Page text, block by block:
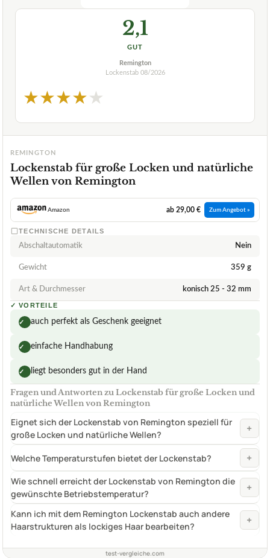
2,1
GUT
Remington
Lockenstab 08/2026
★★★★★
REMINGTON
Lockenstab für große Locken und natürliche
Wellen von Remington
Amazon ab 29,00 € Zum Angebot »
TECHNISCHE DETAILS
Abschaltautomatik Nein
Gewicht 359 g
Art & Durchmesser konisch 25 - 32 mm
✓ VORTEILE
✓ auch perfekt als Geschenk geeignet
✓ einfache Handhabung
✓ liegt besonders gut in der Hand
Fragen und Antworten zu Lockenstab für große Locken und
natürliche Wellen von Remington
Eignet sich der Lockenstab von Remington speziell für
große Locken und natürliche Wellen?
+
Welche Temperaturstufen bietet der Lockenstab? +
Wie schnell erreicht der Lockenstab von Remington die
gewünschte Betriebstemperatur?
+
Kann ich mit dem Remington Lockenstab auch andere
Haarstrukturen als lockiges Haar bearbeiten?
+
test-vergleiche.com